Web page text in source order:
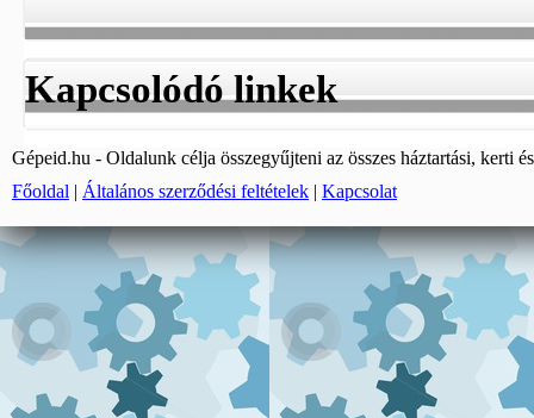
Kapcsolódó linkek
Gépeid.hu - Oldalunk célja összegyűjteni az összes háztartási, kerti
Főoldal | Általános szerződési feltételek | Kapcsolat